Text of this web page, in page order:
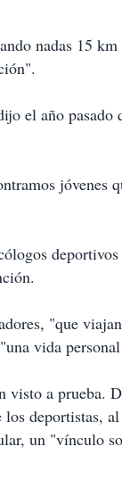
nadas 15
el año pasado
jóvenes
"que
vida
a prueba.
deportistas,
un "vínculo